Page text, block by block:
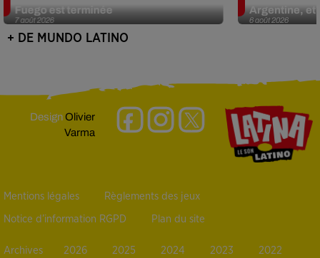
7 août 2026
Fuego est terminée
6 août 2026
Argentine, et
+ DE MUNDO LATINO
DesignOlivier
Varma
Mentions légales Règlements des jeux
Notice d’information RGPD Plan du site
Archives 2026 2025 2024 2023 2022